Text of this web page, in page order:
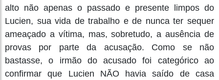
alto não apenas o passado e presente limpos do
Lucien, sua vida de trabalho e de nunca ter sequer
ameaçado a vítima, mas, sobretudo, a ausência de
provas por parte da acusação. Como se não
bastasse, o irmão do acusado foi categórico ao
confirmar que Lucien NÃO havia saído de casa